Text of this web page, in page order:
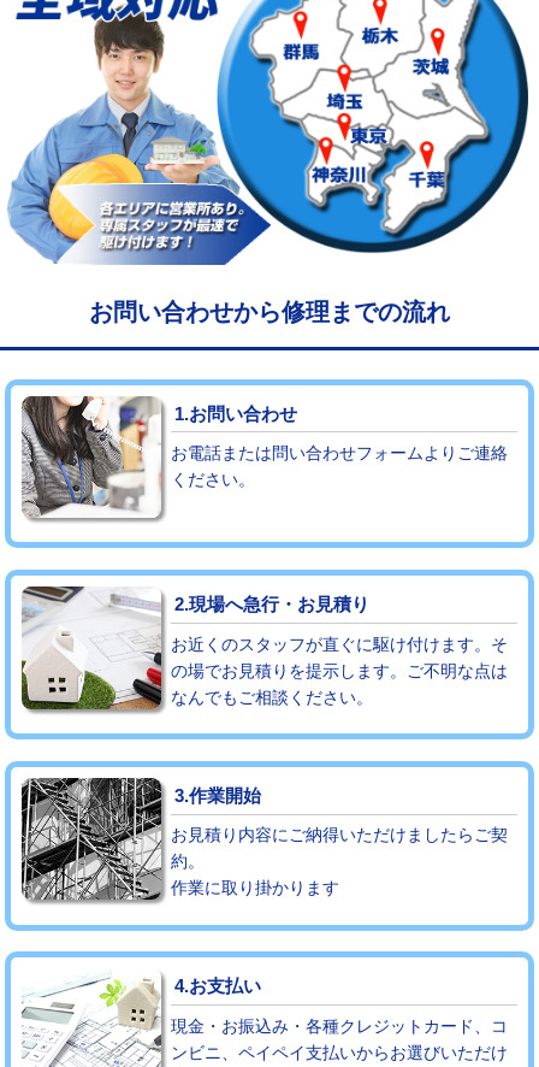
給水管工事※（塩ビ管（VP・HI）使
用（追加）/3ｍ超え)
+8,800円
給水管工事※（ライニング鋼管・銅
管・ポリ管・HT管使用/3ｍまで)
44,000円
給水管工事※（ライニング鋼管・銅
管・ポリ管・HT管使用/3ｍ超え)
+8,800円
マス交換（土の掘削・埋め戻し作業） 11,000円~
マス交換（深さ50㎝未満） 55,000円
マス交換（深さ50㎝以上） 66,000円
コンクリート斫り（厚さ10㎝まで）
コンクリート斫り（厚さ10㎝超え） 38,500円
モルタル補修（厚さ10㎝まで）
モルタル補修（厚さ10㎝超え） 38,500円
追加人工 16,500円
廃棄・処分 現場見積
※給水管工事は20mmまでの価格です。
お問い合わせから修理までの流れ
1.お問い合わせ
お電話または問い合わせフォームよりご連絡
ください。
2.現場へ急行・お見積り
お近くのスタッフが直ぐに駆け付けます。そ
の場でお見積りを提示します。ご不明な点は
なんでもご相談ください。
3.作業開始
お見積り内容にご納得いただけましたらご契
約。
作業に取り掛かります
4.お支払い
現金・お振込み・各種クレジットカード、コ
ンビニ、ペイペイ支払いからお選びいただけ